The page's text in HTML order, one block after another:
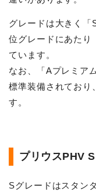
グレードは大きく「
位グレードにあたり
ています。
なお、「Aプレミア
標準装備されており
す。
プリウスPHV
Sグレードはスタン